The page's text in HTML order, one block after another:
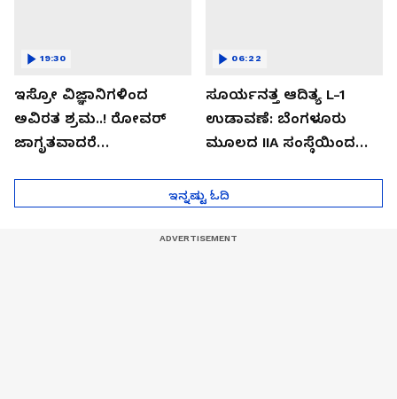
ಇಸ್ರೋ ವಿಜ್ಞಾನಿಗಳಿಂದ
ಅವಿರತ ಶ್ರಮ..! ರೋವರ್
ಜಾಗೃತವಾದರೆ
19:30
ಸೂರ್ಯನತ್ತ ಆದಿತ್ಯ L-1
ಉಡಾವಣೆ: ಬೆಂಗಳೂರು
ಮೂಲದ IIA ಸಂಸ್ಥೆಯಿಂದ
06:22
ಇನ್ನಷ್ಟು ಓದಿ